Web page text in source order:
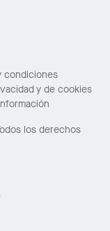
condiciones
y de cookies
los derechos